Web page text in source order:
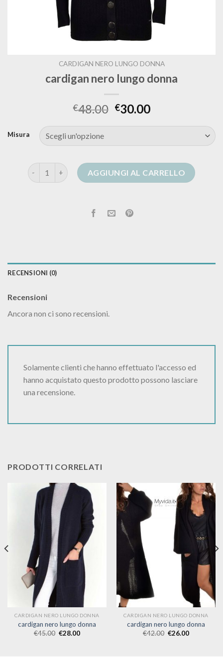
CARDIGAN NERO LUNGO DONNA
cardigan nero lungo donna
€48.00 €30.00
Misura
cardigan nero lungo donna quantità
AGGIUNGI AL CARRELLO
RECENSIONI (0)
Recensioni
Ancora non ci sono recensioni.
Solamente clienti che hanno effettuato l'accesso ed
hanno acquistato questo prodotto possono lasciare
una recensione.
PRODOTTI CORRELATI
CARDIGAN NERO LUNGO DONNA
cardigan nero lungo donna
€45.00 €28.00
CARDIGAN NERO LUNGO DONNA
cardigan nero lungo donna
€42.00 €26.00